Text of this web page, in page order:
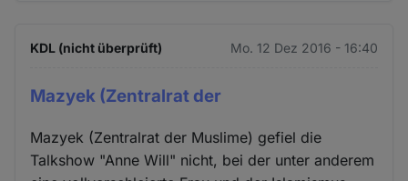
KDL (nicht überprüft) Mo. 12 Dez 2016 - 16:40
Mazyek (Zentralrat der
Mazyek (Zentralrat der Muslime) gefiel die
Talkshow "Anne Will" nicht, bei der unter anderem